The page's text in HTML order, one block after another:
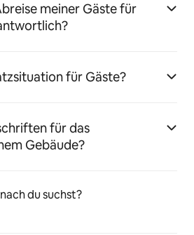
meiner Gäste für
für Gäste?
für das
Gebäude?
du suchst?